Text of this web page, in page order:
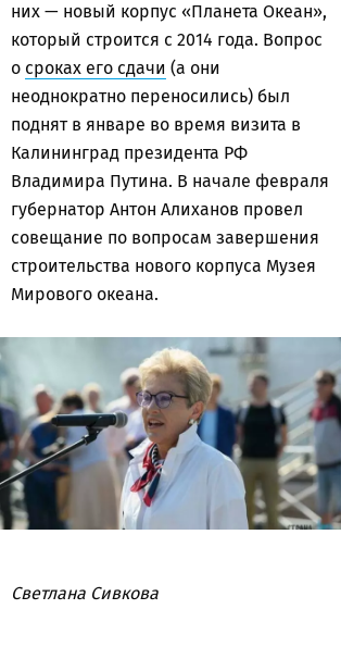
них — новый корпус «Планета Океан»,
который строится с 2014 года. Вопрос
о сроках его сдачи (а они
неоднократно переносились) был
поднят в январе во время визита в
Калининград президента РФ
Владимира Путина. В начале февраля
губернатор Антон Алиханов провел
совещание по вопросам завершения
строительства нового корпуса Музея
Мирового океана.
Светлана Сивкова